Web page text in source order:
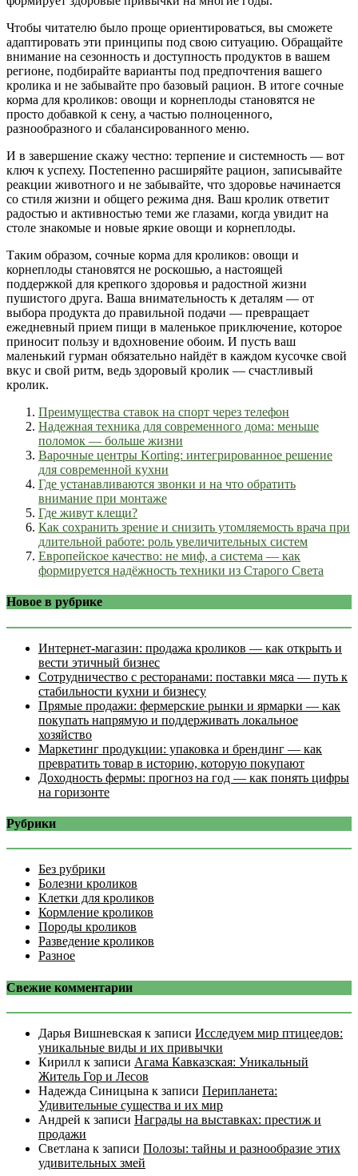
Чтобы читателю было проще ориентироваться, вы сможете
адаптировать эти принципы под свою ситуацию. Обращайте
внимание на сезонность и доступность продуктов в вашем
регионе, подбирайте варианты под предпочтения вашего
кролика и не забывайте про базовый рацион. В итоге сочные
корма для кроликов: овощи и корнеплоды становятся не
просто добавкой к сену, а частью полноценного,
разнообразного и сбалансированного меню.
И в завершение скажу честно: терпение и системность — вот
ключ к успеху. Постепенно расширяйте рацион, записывайте
реакции животного и не забывайте, что здоровье начинается
со стиля жизни и общего режима дня. Ваш кролик ответит
радостью и активностью теми же глазами, когда увидит на
столе знакомые и новые яркие овощи и корнеплоды.
Таким образом, сочные корма для кроликов: овощи и
корнеплоды становятся не роскошью, а настоящей
поддержкой для крепкого здоровья и радостной жизни
пушистого друга. Ваша внимательность к деталям — от
выбора продукта до правильной подачи — превращает
ежедневный прием пищи в маленькое приключение, которое
приносит пользу и вдохновение обоим. И пусть ваш
маленький гурман обязательно найдёт в каждом кусочке свой
вкус и свой ритм, ведь здоровый кролик — счастливый
кролик.
Преимущества ставок на спорт через телефон
Надежная техника для современного дома: меньше
поломок — больше жизни
Варочные центры Korting: интегрированное решение
для современной кухни
Где устанавливаются звонки и на что обратить
внимание при монтаже
Где живут клещи?
Как сохранить зрение и снизить утомляемость врача при
длительной работе: роль увеличительных систем
Европейское качество: не миф, а система — как
формируется надёжность техники из Старого Света
Новое в рубрике
Интернет‑магазин: продажа кроликов — как открыть и
вести этичный бизнес
Сотрудничество с ресторанами: поставки мяса — путь к
стабильности кухни и бизнесу
Прямые продажи: фермерские рынки и ярмарки — как
покупать напрямую и поддерживать локальное
хозяйство
Маркетинг продукции: упаковка и брендинг — как
превратить товар в историю, которую покупают
Доходность фермы: прогноз на год — как понять цифры
на горизонте
Рубрики
Без рубрики
Болезни кроликов
Клетки для кроликов
Кормление кроликов
Породы кроликов
Разведение кроликов
Разное
Свежие комментарии
Дарья Вишневская к записи Исследуем мир птицеедов:
уникальные виды и их привычки
Кирилл к записи Агама Кавказская: Уникальный
Житель Гор и Лесов
Надежда Синицына к записи Перипланета:
Удивительные существа и их мир
Андрей к записи Награды на выставках: престиж и
продажи
Светлана к записи Полозы: тайны и разнообразие этих
удивительных змей